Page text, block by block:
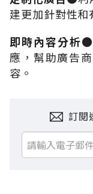
建更加針對性和
即時內容分析
應，幫助廣告
容。
訂閱